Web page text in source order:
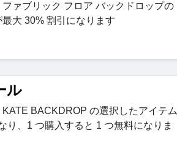
ァブリック フロア バックドロップの
大 30% 割引になります
ル
BACKDROP の選択したアイテム
り、1 つ購入すると 1 つ無料になりま